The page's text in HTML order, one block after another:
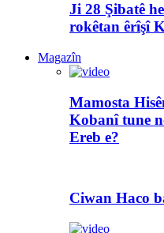
Ji 28 Şibatê
rokêtan êrîşî
Magazîn
Mamosta
Kobanî tune
Ereb e?
Ciwan Haco